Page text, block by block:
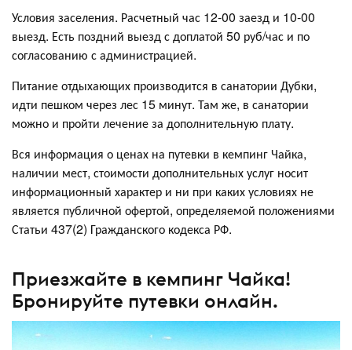
Условия заселения. Расчетный час 12-00 заезд и 10-00
выезд. Есть поздний выезд с доплатой 50 руб/час и по
согласованию с администрацией.
Питание отдыхающих производится в санатории Дубки,
идти пешком через лес 15 минут. Там же, в санатории
можно и пройти лечение за дополнительную плату.
Вся информация о ценах на путевки в кемпинг Чайка,
наличии мест, стоимости дополнительных услуг носит
информационный характер и ни при каких условиях не
является публичной офертой, определяемой положениями
Статьи 437(2) Гражданского кодекса РФ.
Приезжайте в кемпинг Чайка!
Бронируйте путевки онлайн.